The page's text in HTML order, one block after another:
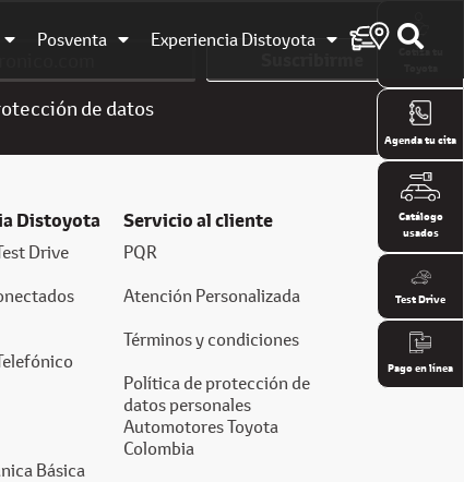
Posventa Experiencia Distoyota
de datos
Suscribirme
Distoyota
Drive
Básica
Servicio al cliente
PQR
Atención Personalizada
Términos y condiciones
Política de protección de
datos personales
Automotores Toyota
Colombia
Cotiza tu
Agenda tu cita
Catálogo
usados
Test Drive
Pago en línea